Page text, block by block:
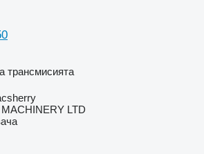
трансмисията
LTD